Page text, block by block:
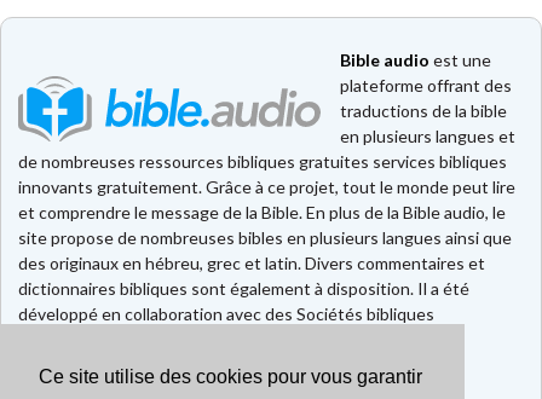
Ce site utilise des cookies pour vous garantir
Bible audio est une
plateforme offrant des
traductions de la bible
en plusieurs langues et
de nombreuses ressources bibliques gratuites services bibliques
innovants gratuitement. Grâce à ce projet, tout le monde peut lire
et comprendre le message de la Bible. En plus de la Bible audio, le
site propose de nombreuses bibles en plusieurs langues ainsi que
des originaux en hébreu, grec et latin. Divers commentaires et
dictionnaires bibliques sont également à disposition. Il a été
développé en collaboration avec des Sociétés bibliques
Faire un don